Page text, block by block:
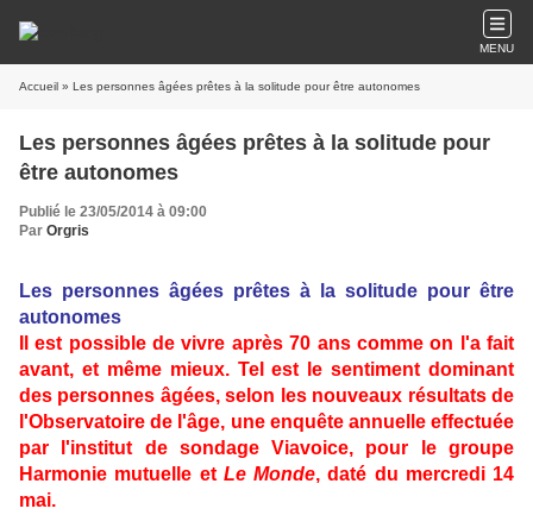
MENU
Accueil » Les personnes âgées prêtes à la solitude pour être autonomes
Les personnes âgées prêtes à la solitude pour
être autonomes
Publié le 23/05/2014 à 09:00
Par Orgris
Les personnes âgées prêtes à la solitude pour être
autonomes
Il est possible de vivre après 70 ans comme on l'a fait
avant, et même mieux. Tel est le sentiment dominant
des personnes âgées, selon les nouveaux résultats de
l'Observatoire de l'âge, une enquête annuelle effectuée
par l'institut de sondage Viavoice, pour le groupe
Harmonie mutuelle et Le Monde, daté du mercredi 14
mai.